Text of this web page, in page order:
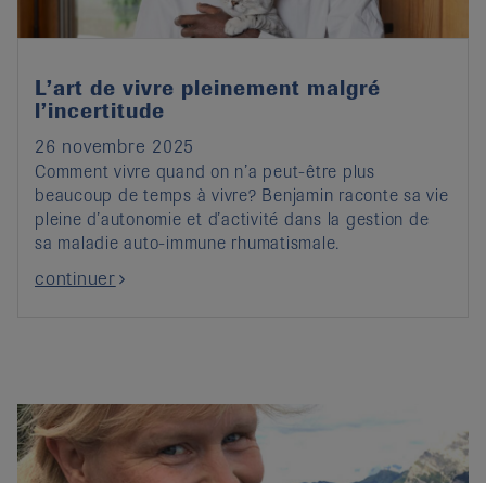
L’art de vivre pleinement malgré
l’incertitude
26 novembre 2025
Comment vivre quand on n’a peut-être plus
beaucoup de temps à vivre? Benjamin raconte sa vie
pleine d’autonomie et d’activité dans la gestion de
sa maladie auto-immune rhumatismale.
continuer